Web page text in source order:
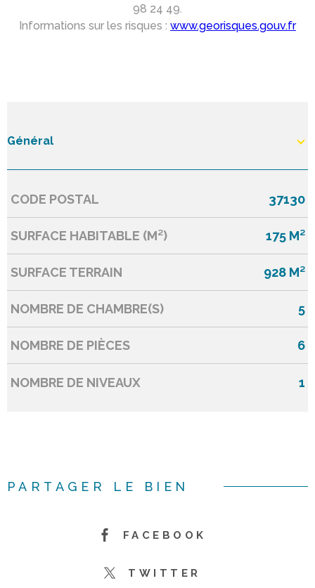
98 24 49.
Informations sur les risques : www.georisques.gouv.fr
Général
Caractérisque Valeurs
CODE POSTAL 37130
SURFACE HABITABLE (M²) 175 M²
SURFACE TERRAIN 928 M²
NOMBRE DE CHAMBRE(S) 5
NOMBRE DE PIÈCES 6
NOMBRE DE NIVEAUX 1
PARTAGER LE BIEN
FACEBOOK
TWITTER